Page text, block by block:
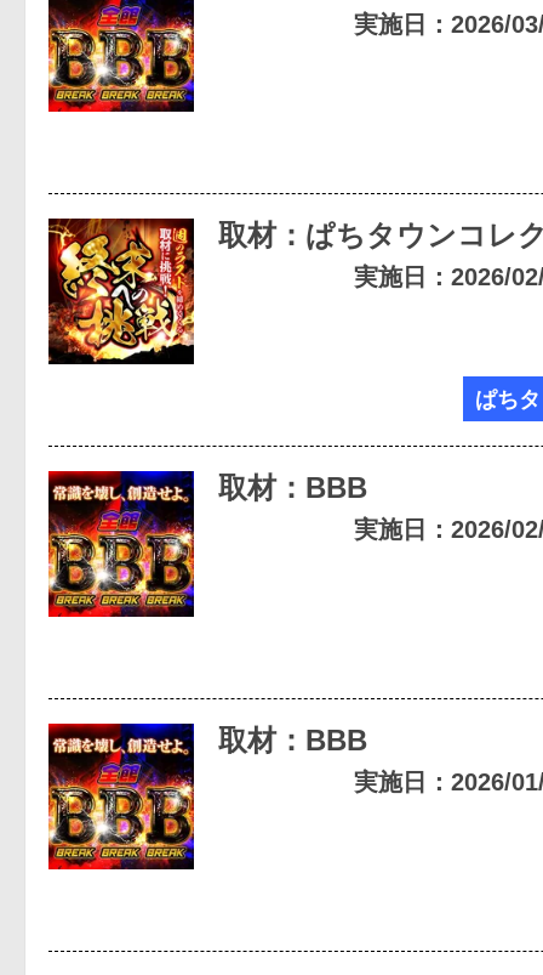
実施日：2026/
取材：ぱちタウンコレ
実施日：2026/
ぱち
取材：BBB
実施日：2026/
取材：BBB
実施日：2026/